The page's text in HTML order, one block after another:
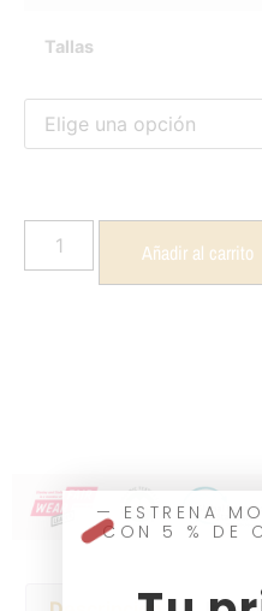
Tallas
Añadir al carrito
— ESTRENA
CON 5 % DE